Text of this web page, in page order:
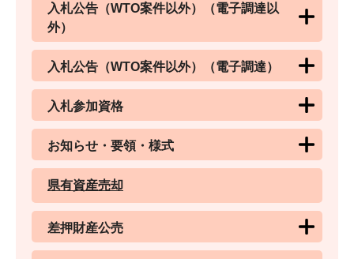
入札公告（WTO案件以外）（電子調達以
外）
入札公告（WTO案件以外）（電子調達）
入札参加資格
お知らせ・要領・様式
県有資産売却
差押財産公売